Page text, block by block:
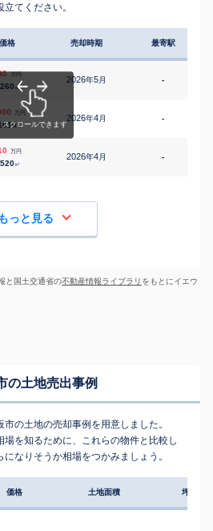
てください。
価格 売却時期 最寄駅
万円
260 ㎡
2026年5月 -
万円
㎡
2026年4月 -
万円
520㎡
2026年4月 -
もっと見る
と国土交通省の不動産情報ライブラリ をもとにイエウ
の土地売出事例
の土地の売却事例を用意しました。
を知るために、これらの物件と比較し
なりそうか相場をつかみましょう。
価格 土地面積 坪単価